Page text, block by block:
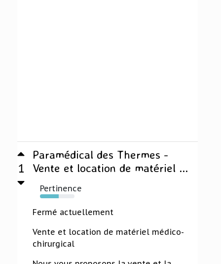
1
Paramédical des Thermes -
Vente et location de matériel ...
Pertinence
54%
Fermé actuellement
Vente et location de matériel médico-
chirurgical